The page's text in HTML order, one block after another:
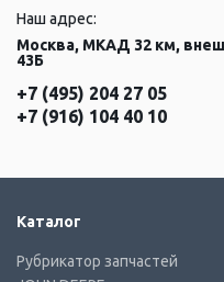
Наш адрес:
Москва, МКАД 32 км,
43Б
+7 (495) 204 27 05
+7 (916) 104 40 10
Каталог
Рубрикатор запчастей